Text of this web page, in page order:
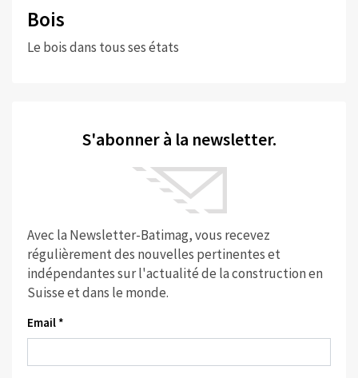
Bois
Le bois dans tous ses états
S'abonner à la newsletter.
Avec la Newsletter-Batimag, vous recevez
régulièrement des nouvelles pertinentes et
indépendantes sur l'actualité de la construction en
Suisse et dans le monde.
Email *